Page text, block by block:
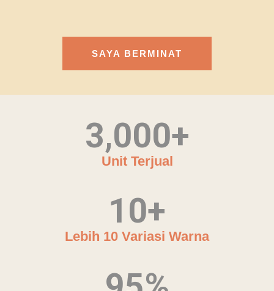
SAYA BERMINAT
Unit Terjual
3,000+
Lebih 10 Variasi Warna
10+